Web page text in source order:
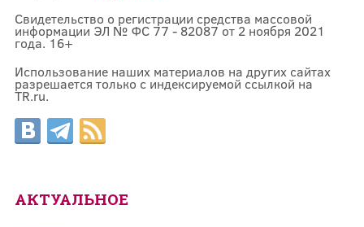
Свидетельство о регистрации средства массовой
информации ЭЛ № ФС 77 - 82087 от 2 ноября 2021
года. 16+
Использование наших материалов на других сайтах
разрешается только с индексируемой ссылкой на
TR.ru.
АКТУАЛЬНОЕ